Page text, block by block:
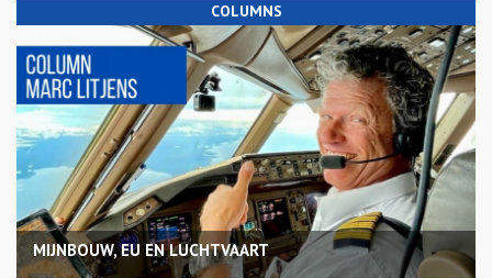
COLUMNS
MIJNBOUW, EU EN LUCHTVAART